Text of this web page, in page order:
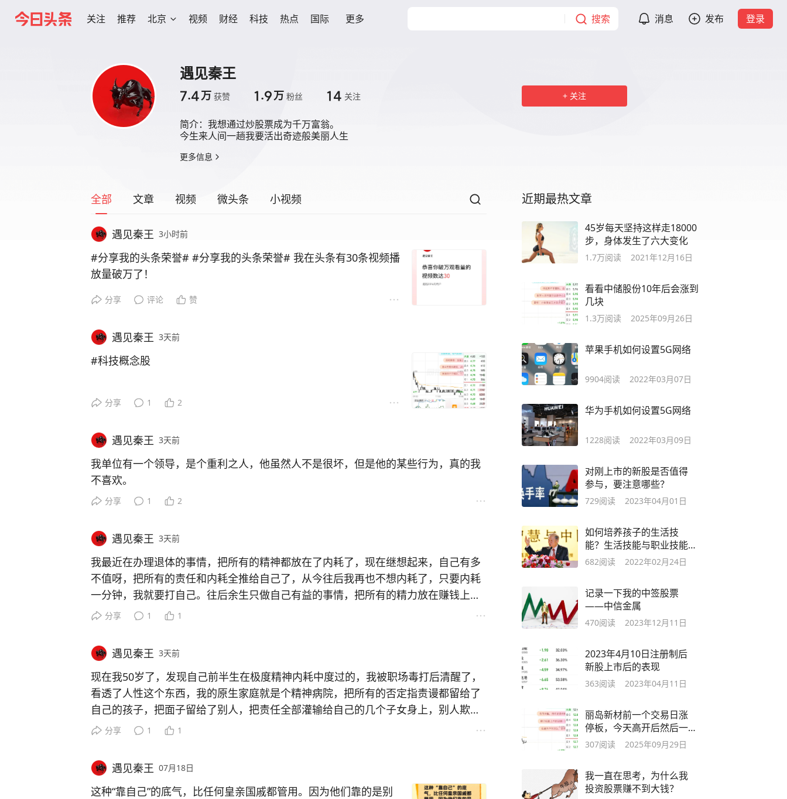
关注 推荐 北京 视频 财经 科技 热点 国际 更多 搜索 消息 发布 登录
遇见秦王
7.4万 获赞 1.9万 粉丝 14 关注
简介： 我想通过炒股票成为千万富翁。
今生来人间一趟我要活出奇迹般美丽人生
更多信息
关注
全部 文章 视频 微头条 小视频
遇见秦王 3小时前
#分享我的头条荣誉# #分享我的头条荣誉# 我在头条有30条视频播
放量破万了！
分享 评论 赞
遇见秦王 3天前
#科技概念股
分享 1 2
遇见秦王 3天前
我单位有一个领导，是个重利之人，他虽然人不是很坏，但是他的某些行为，真的我
不喜欢。
分享 1 2
遇见秦王 3天前
我最近在办理退体的事情，把所有的精神都放在了内耗了，现在继想起来，自己有多
不值呀，把所有的责任和内耗全推给自己了，从今往后我再也不想内耗了，只要内耗
一分钟，我就要打自己。往后余生只做自己有益的事情，把所有的精力放在赚钱上，
放在看股票上了，很久没有更新我的股票日记了，从今天开始我要天天公布的股票记
分享 1 1
遇见秦王 3天前
现在我50岁了，发现自己前半生在极度精神内耗中度过的，我被职场毒打后清醒了，
看透了人性这个东西，我的原生家庭就是个精神病院，把所有的否定指责谩都留给了
自己的孩子，把面子留给了别人，把责任全部灌输给自己的几个子女身上，别人欺负
我打我了，我还手，我爸爸妈妈只有批评我的，甚至打我，说我不对，因此我在极度
的交流了几次，我问他要绩效考核表，她说你问监理部，我问他要工资要，她说你问
财务部，我问她要司龄工资，她说你问财务部，我问她我的医保怎么断缴了，她说要
问小王，她是单位的第三把手，管人事的部长，她真会赐皮球，在她的交流下，我最
分享 1 1
遇见秦王 07月18日
这种“靠自己”的底气，比任何皇亲国戚都管用。因为他们靠的是别
近期最热文章
45岁每天坚持这样走18000
步，身体发生了六大变化
1.7万阅读 2021年12月16日
看看中储股份10年后会涨到
几块
1.3万阅读 2025年09月26日
苹果手机如何设置5G网络
9904阅读 2022年03月07日
华为手机如何设置5G网络
1228阅读 2022年03月09日
对刚上市的新股是否值得
参与，要注意哪些？
729阅读 2023年04月01日
如何培养孩子的生活技
能？生活技能与职业技能
是有区别的
682阅读 2022年02月24日
记录一下我的中签股票
——中信金属
470阅读 2023年12月11日
2023年4月10日注册制后
新股上市后的表现
363阅读 2023年04月11日
丽岛新材前一个交易日涨
停板，今天高开后然后一
直向下
307阅读 2025年09月29日
我一直在思考，为什么我
投资股票赚不到大钱？